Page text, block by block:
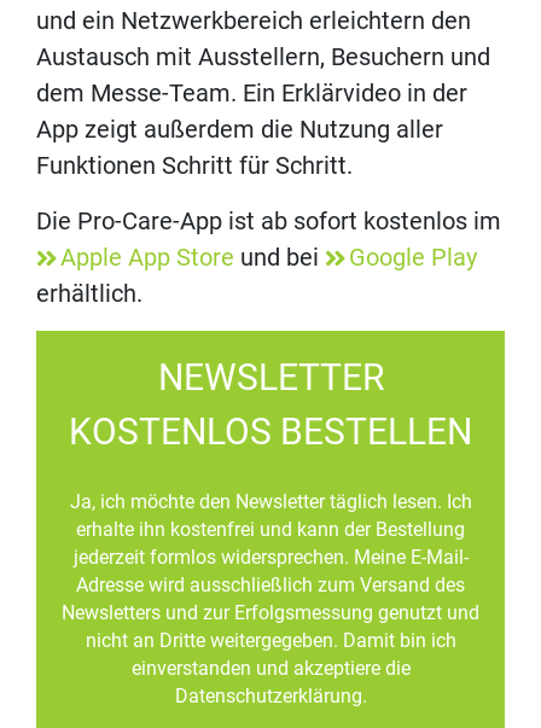
und ein Netzwerkbereich erleichtern den
Austausch mit Ausstellern, Besuchern und
dem Messe-Team. Ein Erklärvideo in der
App zeigt außerdem die Nutzung aller
Funktionen Schritt für Schritt.
Die Pro-Care-App ist ab sofort kostenlos im
Apple App Store und bei
Google Play
erhältlich.
NEWSLETTER
KOSTENLOS BESTELLEN
Ja, ich möchte den Newsletter täglich lesen. Ich
erhalte ihn kostenfrei und kann der Bestellung
jederzeit formlos widersprechen. Meine E-Mail-
Adresse wird ausschließlich zum Versand des
Newsletters und zur Erfolgsmessung genutzt und
nicht an Dritte weitergegeben. Damit bin ich
einverstanden und akzeptiere die
Datenschutzerklärung.